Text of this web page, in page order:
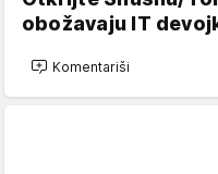
obožavaju IT
Komentariši